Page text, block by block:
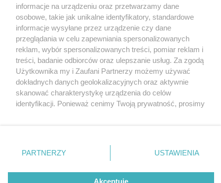
6 / 0
Nie zapomnij
zapoznać się z:
polityką prywatności regulamin korzystania z portali
Twojemiasto
Piekary Śląskie
Chorzów
Tarnowskie Góry
Gliwice
Skontakuj sięz nami
Kontakt
Wydawca
Redakcja
informacje na urządzeniu oraz przetwarzamy dane
osobowe, takie jak unikalne identyfikatory, standardowe
informacje wysyłane przez urządzenie czy dane
przeglądania w celu zapewniania spersonalizowanych
reklam, wybór spersonalizowanych treści, pomiar reklam i
treści, badanie odbiorców oraz ulepszanie usług. Za zgodą
Użytkownika my i Zaufani Partnerzy możemy używać
dokładnych danych geolokalizacyjnych oraz aktywnie
skanować charakterystykę urządzenia do celów
identyfikacji. Ponieważ cenimy Twoją prywatność, prosimy
prywatności znajdujący się w lewym dolnym rogu strony
. Niektóre rodzaje przetwarzania danych nie wymagają
zgody użytkownika, ale masz prawo sprzeciwić się
takiemu przetwarzaniu. Preferencje będą miały
PARTNERZY USTAWIENIA
Akceptuję